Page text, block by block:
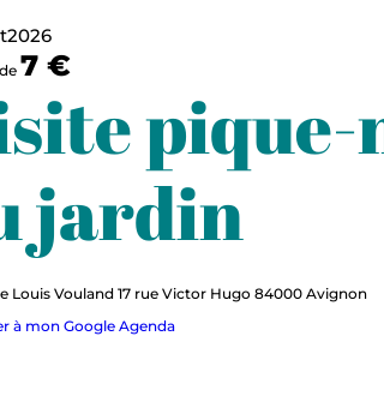
2026
7 €
pique-
jardin
Louis Vouland 17 rue Victor Hugo 84000 Avignon
à mon Google Agenda